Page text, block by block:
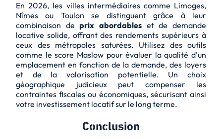
En 2026, les villes intermédiaires comme Limoges,
Nîmes ou Toulon se distinguent grâce à leur
combinaison deprix abordables et de demande
locative solide, offrant des rendements supérieurs à
ceux des métropoles saturées. Utilisez des outils
comme lescore Maslowpour évaluer la qualité d'un
emplacement en fonction de la demande, des loyers
et de la valorisation potentielle. Un choix
géographique judicieux peut compenser les
contraintes fiscales ou économiques, sécurisant ainsi
votre investissement locatif sur le long terme.
Conclusion